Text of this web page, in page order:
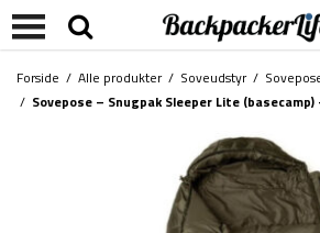
Forside / Alle produkter/ Soveudstyr/
/ Sovepose – Snugpak Sleeper Lite (basecamp)